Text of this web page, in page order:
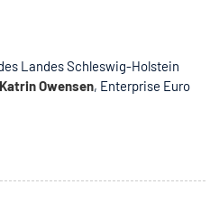
Landes Schleswig-Holstein
Katrin Owensen, Enterprise Euro